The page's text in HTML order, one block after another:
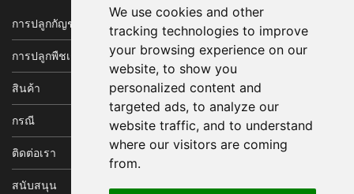
We use cookies and other
tracking technologies to improve
your browsing experience on our
website, to show you
personalized content and
targeted ads, to analyze our
website traffic, and to understand
where our visitors are coming
from.
การปลูกกัญชา
การปลูกพืชเกษตร
สินค้า
กรณี
ติดต่อเรา
สนับสนุน